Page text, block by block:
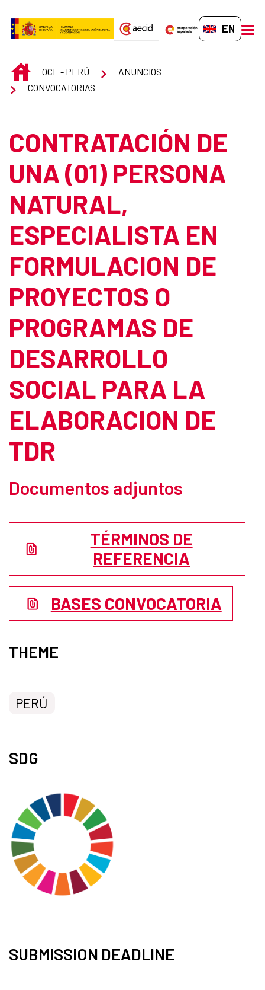
EN-GB
INICIOOCE - PERÚ
ANUNCIOS
CONVOCATORIAS
CONTRATACIÓN DE
UNA (01) PERSONA
NATURAL,
ESPECIALISTA EN
FORMULACION DE
PROYECTOS O
PROGRAMAS DE
DESARROLLO
SOCIAL PARA LA
ELABORACION DE
TDR
Documentos adjuntos
TÉRMINOS DE
REFERENCIA
BASES CONVOCATORIA
THEME
PERÚ
SDG
SUBMISSION DEADLINE